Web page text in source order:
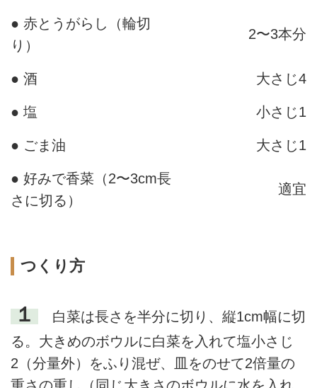
● 赤とうがらし（輪切
り）
2〜3本分
● 酒 大さじ4
● 塩 小さじ1
● ごま油 大さじ1
● 好みで香菜（2〜3cm長
さに切る）
適宜
つくり方
１
白菜は長さを半分に切り、縦1cm幅に切
る。大きめのボウルに白菜を入れて塩小さじ
2（分量外）をふり混ぜ、皿をのせて2倍量の